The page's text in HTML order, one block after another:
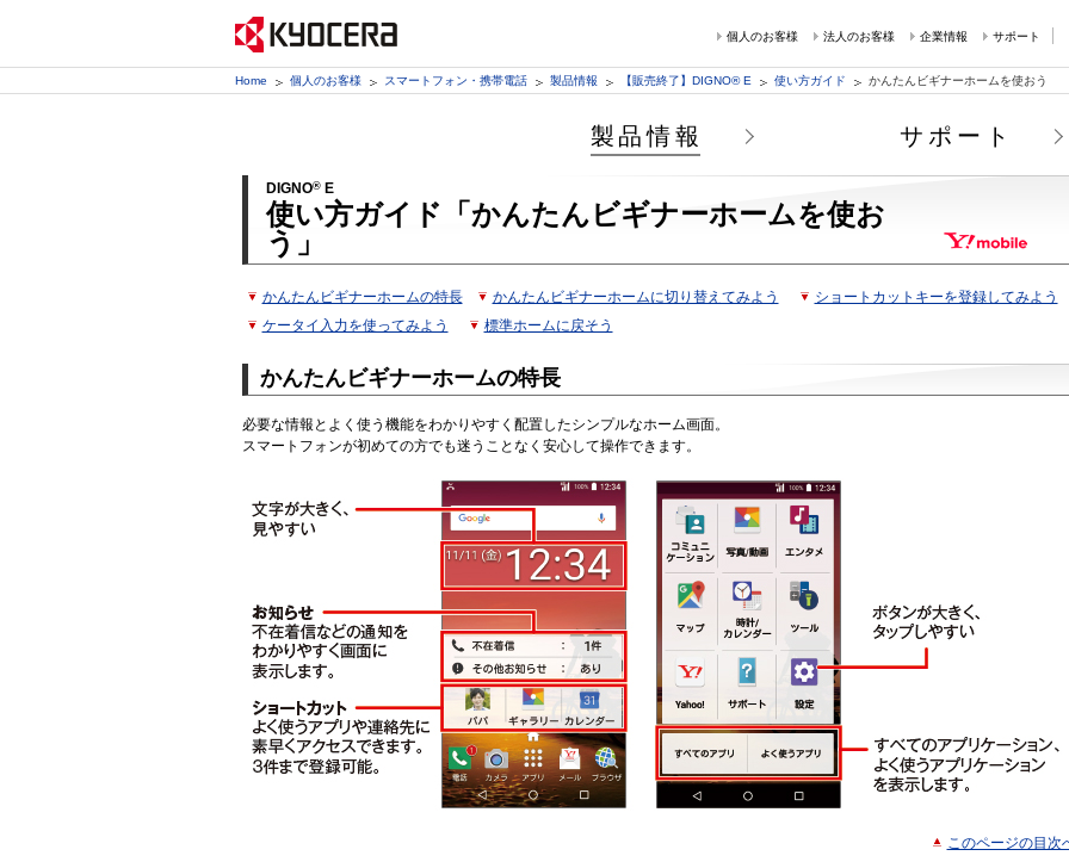
個人のお客様 法人のお客様 企業情報 サポート
Home 個人のお客様 スマートフォン・携帯電話 製品情報 【販売終了】DIGNO® E 使い方ガイド かんたんビギナーホームを使おう
製品情報 サポート
DIGNO®E
使い方ガイド「かんたんビギナーホームを使お
う」
かんたんビギナーホームの特長 かんたんビギナーホームに切り替えてみよう
ショートカットキーを登録してみよう
ケータイ入力を使ってみよう
標準ホームに戻そう
かんたんビギナーホームの特長
必要な情報とよく使う機能をわかりやすく配置したシンプルなホーム画面。
スマートフォンが初めての方でも迷うことなく安心して操作できます。
このページの目次